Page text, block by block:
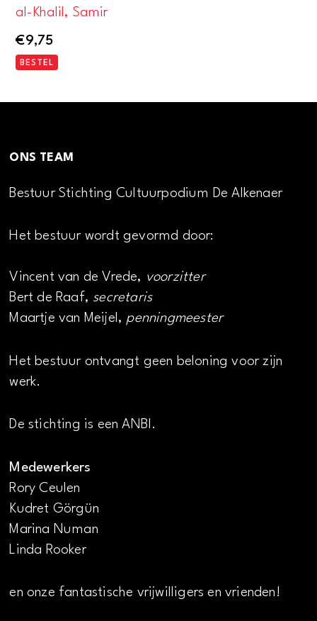
al-Khalil, Samir
€9,75
BESTEL
ONS TEAM
Bestuur Stichting Cultuurpodium De Alkenaer
Het bestuur wordt gevormd door:
Vincent van de Vrede, voorzitter
Bert de Raaf, secretaris
Maartje van Meijel, penningmeester
Het bestuur ontvangt geen beloning voor zijn
werk.
De stichting is een ANBI.
Medewerkers
Rory Ceulen
Kudret Görgün
Marina Numan
Linda Rooker
en onze fantastische vrijwilligers en vrienden!